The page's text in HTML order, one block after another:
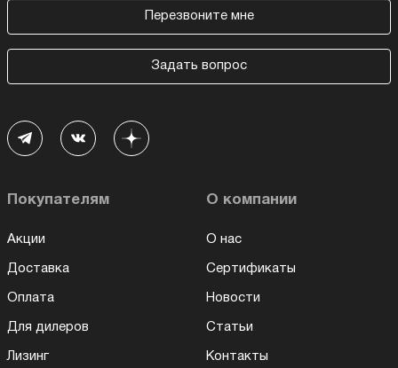
Перезвоните мне
Задать вопрос
Покупателям
Акции
Доставка
Оплата
Для дилеров
Лизинг
О компании
О нас
Сертификаты
Новости
Статьи
Контакты